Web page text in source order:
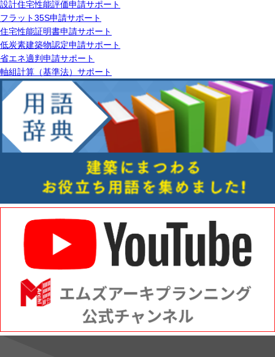
設計住宅性能評価申請サポート
フラット35S申請サポート
住宅性能証明書申請サポート
低炭素建築物認定申請サポート
省エネ適判申請サポート
軸組計算（基準法）サポート